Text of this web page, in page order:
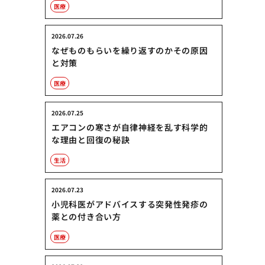
医療
なぜものもらいを繰り返すのかその原因
と対策
2026.07.26
医療
エアコンの寒さが自律神経を乱す科学的
な理由と回復の秘訣
2026.07.25
生活
小児科医がアドバイスする突発性発疹の
薬との付き合い方
2026.07.23
医療